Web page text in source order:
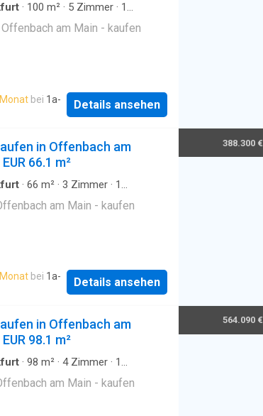
· 100 m² · 5 Zimmer · 1
am Main - kaufen
bei 1a-
Details ansehen
in Offenbach am
66.1 m²
· 66 m² · 3 Zimmer · 1
am Main - kaufen
bei 1a-
Details ansehen
388.300 €
in Offenbach am
98.1 m²
· 98 m² · 4Zimmer · 1
am Main - kaufen
564.090 €